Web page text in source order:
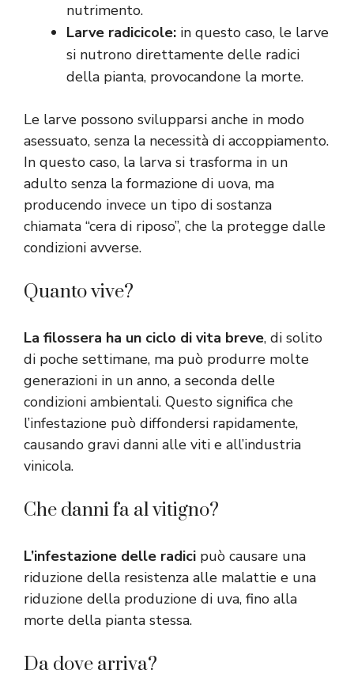
nutrimento.
Larve radicicole: in questo caso, le larve
si nutrono direttamente delle radici
della pianta, provocandone la morte.
Le larve possono svilupparsi anche in modo
asessuato, senza la necessità di accoppiamento.
In questo caso, la larva si trasforma in un
adulto senza la formazione di uova, ma
producendo invece un tipo di sostanza
chiamata “cera di riposo”, che la protegge dalle
condizioni avverse.
Quanto vive?
La filossera ha un ciclo di vita breve, di solito
di poche settimane, ma può produrre molte
generazioni in un anno, a seconda delle
condizioni ambientali. Questo significa che
l’infestazione può diffondersi rapidamente,
causando gravi danni alle viti e all’industria
vinicola.
Che danni fa al vitigno?
L’infestazione delle radici può causare una
riduzione della resistenza alle malattie e una
riduzione della produzione di uva, fino alla
morte della pianta stessa.
Da dove arriva?